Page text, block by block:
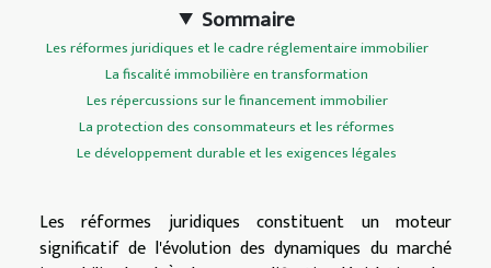
Sommaire
Les réformes juridiques et le cadre réglementaire immobilier
La fiscalité immobilière en transformation
Les répercussions sur le financement immobilier
La protection des consommateurs et les réformes
Le développement durable et les exigences légales
Les réformes juridiques constituent un moteur
significatif de l'évolution des dynamiques du marché